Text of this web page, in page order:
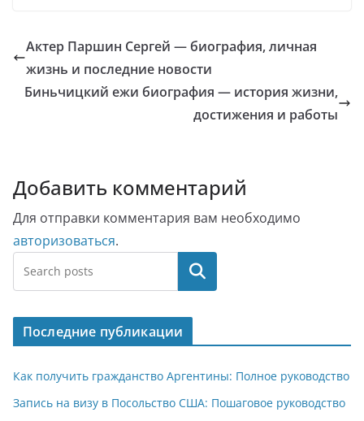
Актер Паршин Сергей — биография, личная
жизнь и последние новости
Биньчицкий ежи биография — история жизни,
достижения и работы
Добавить комментарий
Для отправки комментария вам необходимо
авторизоваться.
Поиск
Последние публикации
Как получить гражданство Аргентины: Полное руководство
Запись на визу в Посольство США: Пошаговое руководство